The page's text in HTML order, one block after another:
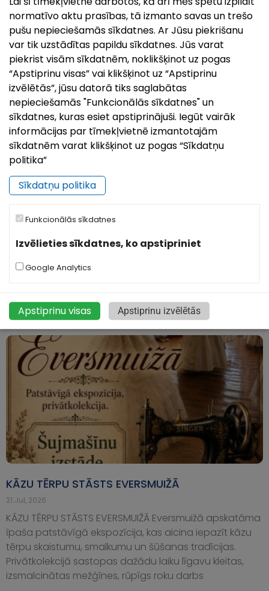
ciemos, lai kopā atzīmētu pilsētas 95 gadu jubileju! Trīs
dienu garumā pilsētas ielas un laukumus piepildīs
notikumi, kas caur dziesmām, sporta
Pilsētas svētki`26 | Ludzai 849
aicina senākā Latvijas pilsēta – Ludza! Šogad Ludza
KĀZU TĒRPU STĀSTS EVERSMUIŽĀ
21.Jul, 2026
KĀZU TĒRPU STĀSTS EVERSMUIŽĀ Eversmuižā apskatāma
īpaša patstāvīgā ekspozīcija, kas aicina iepazīt kāzu
tērpu skaistumu, smalkumu un šūšanas tradīcijas.
Privātkolekcijā sastopas dažādu laiku līgavu kleitas,
izsmalcinātas mežģīnes, rūpīgs roku darbs
normatīvo aktu prasības, tā izmanto savas un trešo
pušu nepieciešamās sīkdatnes. Ar Jūsu piekrišanu
var tik uzstādītas papildu sīkdatnes. Jūs varat
piekrist visām sīkdatnēm, noklikšķinot uz pogas
“Apstiprinu visas” vai klikšķinot uz “Apstiprinu
izvēlētās”, jūsu datorā tiks saglabātas
nepieciešamās "Funkcionālās sīkdatnes" un
sīkdatnes, kuras esiet apstiprinājuši. Iegūt vairāk
informācijas par tīmekļvietnē izmantotajām
sīkdatnēm varat klikšķinot uz pogas “Sīkdatņu
politika”
Sīkdatņu politika
Funkcionālās sīkdatnes
Izvēlieties sīkdatnes, ko apstipriniet
Google Analytics
Apstiprinu visas Apstiprinu izvēlētās